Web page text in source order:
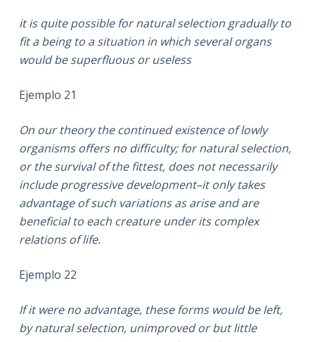
it is quite possible for natural selection gradually to
fit a being to a situation in which several organs
would be superfluous or useless
Ejemplo 21
On our theory the continued existence of lowly
organisms offers no difficulty; for natural selection,
or the survival of the fittest, does not necessarily
include progressive development–it only takes
advantage of such variations as arise and are
beneficial to each creature under its complex
relations of life.
Ejemplo 22
If it were no advantage, these forms would be left,
by natural selection, unimproved or but little